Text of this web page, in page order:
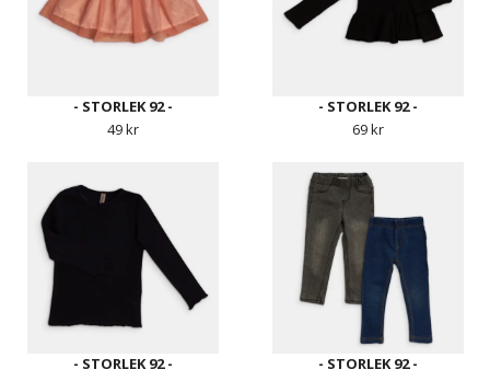
- STORLEK 92 -
49 kr
- STORLEK 92 -
69 kr
- STORLEK 92 -
- STORLEK 92 -